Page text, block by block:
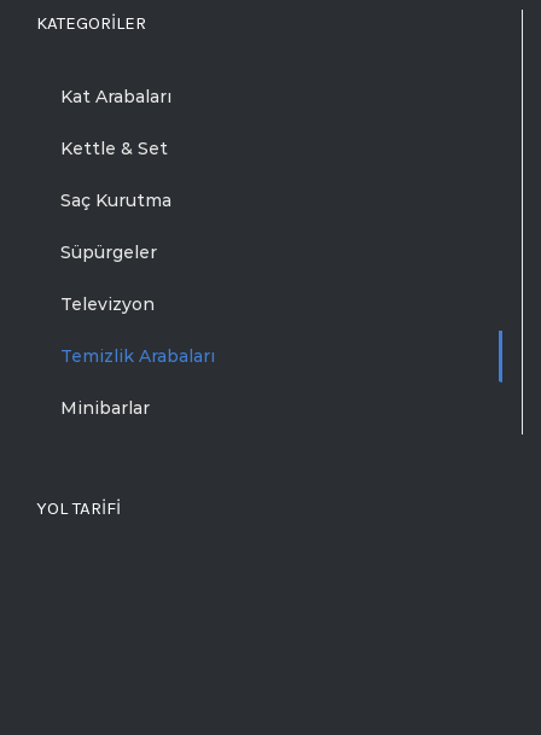
KATEGORILER
Kat Arabaları
Kettle & Set
Saç Kurutma
Süpürgeler
Televizyon
Temizlik Arabaları
Minibarlar
YOL TARIFI